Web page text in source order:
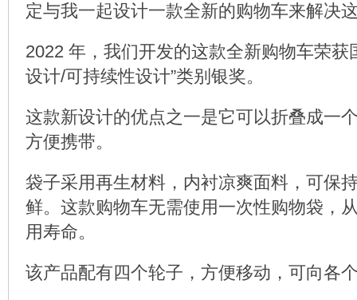
定与我一起设计一款全新的购物车来解决
2022 年，我们开发的这款全新购物车荣获
设计/可持续性设计”类别银奖。
这款新设计的优点之一是它可以折叠成一
方便携带。
袋子采用再生材料，内衬凉爽面料，可保
鲜。这款购物车无需使用一次性购物袋，
用寿命。
该产品配有四个轮子，方便移动，可向各